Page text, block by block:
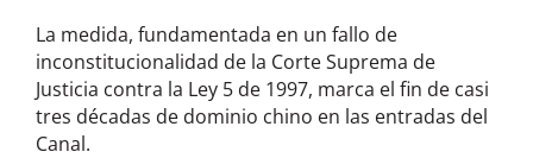
La medida, fundamentada en un fallo de
inconstitucionalidad de la Corte Suprema de
Justicia contra la Ley 5 de 1997, marca el fin de casi
tres décadas de dominio chino en las entradas del
Canal.